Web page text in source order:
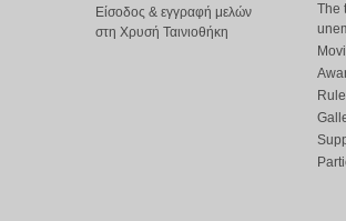
Είσοδος & εγγραφή μελών
στη Χρυσή Ταινιοθήκη
The